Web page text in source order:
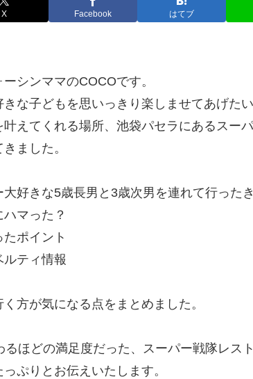
X Facebook はてブ
シンママのCOCOです。
きな子どもを思いっきり楽しませてあげたい
叶えてくれる場所、池袋パセラにあるスー
ました。
好きな5歳長男と3歳次男を連れて行った
マった？
ポイント
ティ情報
方が気になる点をまとめました。
るほどの満足度だった、スーパー戦隊レス
ぷりとお伝えいたします。